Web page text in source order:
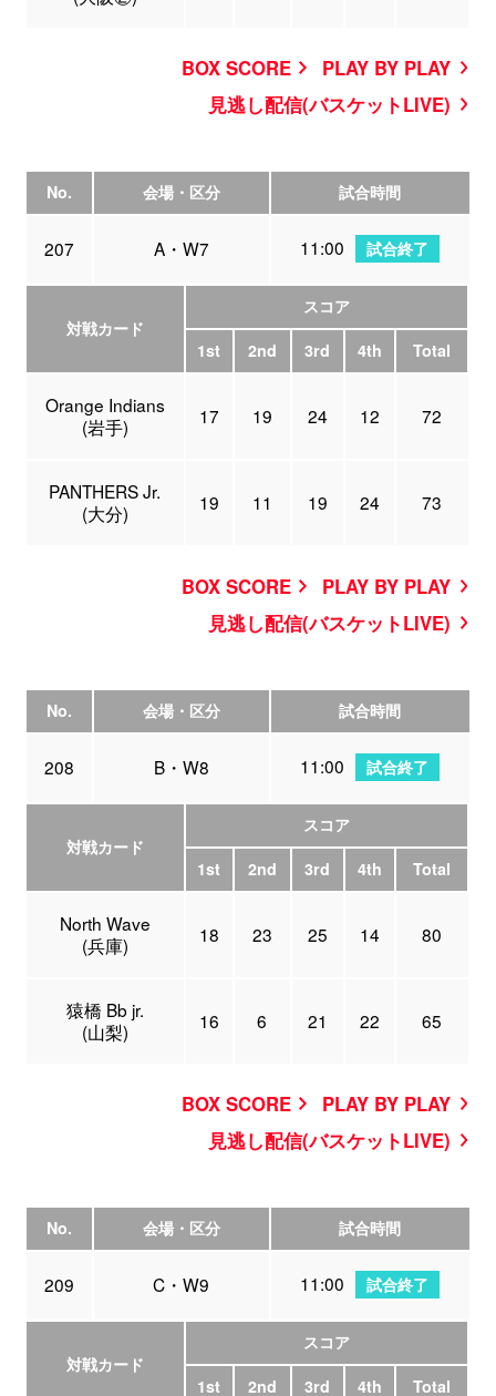
BOX SCORE
PLAY BY PLAY
見逃し配信(バスケットLIVE)
No. 会場・区分 試合時間
207 A・W7 11:00 試合終了
対戦カード
スコア
1st
2nd 3rd 4th Total
Orange Indians
(岩手)
17 19 24 12 72
PANTHERS Jr.
(大分)
19 11 19 24 73
BOX SCORE
PLAY BY PLAY
見逃し配信(バスケットLIVE)
No. 会場・区分 試合時間
208 B・W8 11:00 試合終了
対戦カード
スコア
1st
2nd 3rd 4th Total
North Wave
(兵庫)
18 23 25 14 80
猿橋 Bb jr.
(山梨)
16 6 21 22 65
BOX SCORE
PLAY BY PLAY
見逃し配信(バスケットLIVE)
No. 会場・区分 試合時間
209 C・W9 11:00 試合終了
対戦カード
スコア
1st
2nd 3rd 4th Total